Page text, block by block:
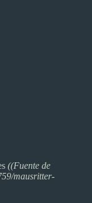
((Fuente de
mausritter-